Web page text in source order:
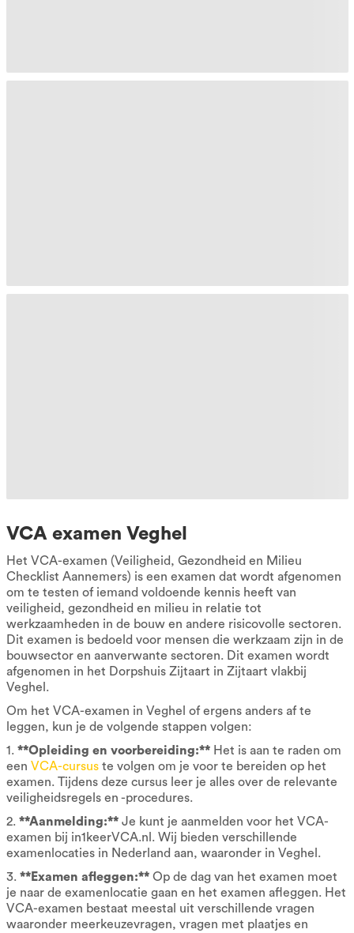
VCA examen Veghel
Het VCA-examen (Veiligheid, Gezondheid en Milieu
Checklist Aannemers) is een examen dat wordt afgenomen
om te testen of iemand voldoende kennis heeft van
veiligheid, gezondheid en milieu in relatie tot
werkzaamheden in de bouw en andere risicovolle sectoren.
Dit examen is bedoeld voor mensen die werkzaam zijn in de
bouwsector en aanverwante sectoren. Dit examen wordt
afgenomen in het Dorpshuis Zijtaart in Zijtaart vlakbij
Veghel.
Om het VCA-examen in Veghel of ergens anders af te
leggen, kun je de volgende stappen volgen:
1. **Opleiding en voorbereiding:**Het is aan te raden om
een VCA-cursuste volgen om je voor te bereiden op het
examen. Tijdens deze cursus leer je alles over de relevante
veiligheidsregels en -procedures.
2. **Aanmelding:**Je kunt je aanmelden voor het VCA-
examen bij in1keerVCA.nl. Wij bieden verschillende
examenlocaties in Nederland aan, waaronder in Veghel.
3. **Examen afleggen:**Op de dag van het examen moet
je naar de examenlocatie gaan en het examen afleggen. Het
VCA-examen bestaat meestal uit verschillende vragen
waaronder meerkeuzevragen, vragen met plaatjes en